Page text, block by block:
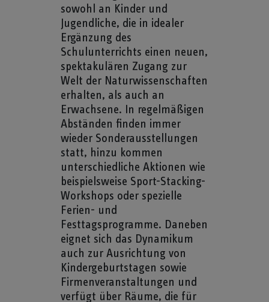
sowohl an Kinder und
Jugendliche, die in idealer
Ergänzung des
Schulunterrichts einen neuen,
spektakulären Zugang zur
Welt der Naturwissenschaften
erhalten, als auch an
Erwachsene. In regelmäßigen
Abständen finden immer
wieder Sonderausstellungen
statt, hinzu kommen
unterschiedliche Aktionen wie
beispielsweise Sport-Stacking-
Workshops oder spezielle
Ferien- und
Festtagsprogramme. Daneben
eignet sich das Dynamikum
auch zur Ausrichtung von
Kindergeburtstagen sowie
Firmenveranstaltungen und
verfügt über Räume, die für